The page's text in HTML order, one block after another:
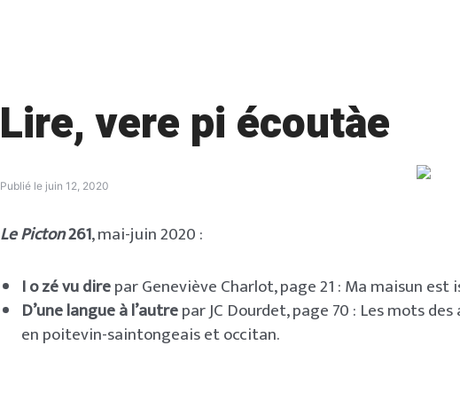
Lire, vere pi écoutàe
Publié le juin 12, 2020
Le Picton261, mai-juin 2020 :
I o zé vu direpar Geneviève Charlot, page 21 : Ma maisun est
D’une langue à l’autrepar JC Dourdet, page 70 : Les mots
en poitevin-saintongeais et occitan.